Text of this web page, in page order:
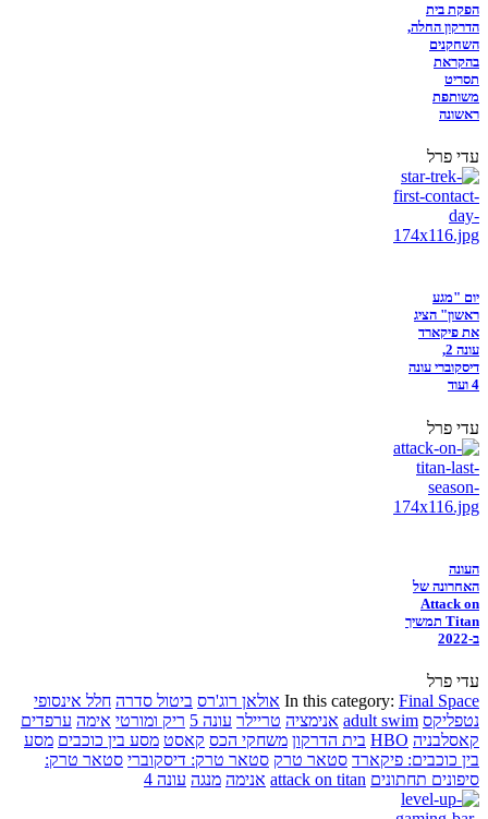
הפקת בית
הדרקון החלה,
השחקנים
בהקראת
תסריט
משותפת
ראשונה
עדי פרל
יום "מגע
ראשון" הציג
את פיקארד
עונה 2,
דיסקוברי עונה
4 ועוד
עדי פרל
העונה
האחרונה של
Attack on
Titan תמשיך
ב-2022
עדי פרל
In this category: Final Space אולאן רוג'רס ביטול סדרה חלל אינסופי
נטפליקס adult swim אנימציה טריילר עונה 5 ריק ומורטי אימה ערפדים
קאסלבניה HBO בית הדרקון משחקי הכס קאסט מסע בין כוכבים מסע
בין כוכבים: פיקארד סטאר טרק סטאר טרק: דיסקוברי סטאר טרק:
סיפונים תחתונים attack on titan אנימה מנגה עונה 4